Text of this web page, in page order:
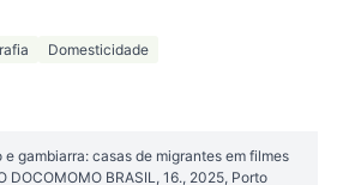
Domesticidade
e gambiarra: casas de migrantes em filmes
DOCOMOMO BRASIL, 16., 2025, Porto